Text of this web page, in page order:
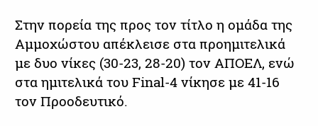
Στην πορεία της προς τον τίτλο η ομάδα της
Αμμοχώστου απέκλεισε στα προημιτελικά
με δυο νίκες (30-23, 28-20) τον ΑΠΟΕΛ, ενώ
στα ημιτελικά του Final-4 νίκησε με 41-16
τον Προοδευτικό.